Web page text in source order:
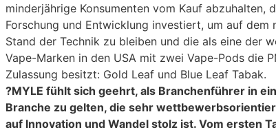
minderjährige Konsumenten vom Kauf abzuhalten,
Forschung und Entwicklung investiert, um auf dem
Stand der Technik zu bleiben und die als eine der
Vape-Marken in den USA mit zwei Vape-Pods die
Zulassung besitzt: Gold Leaf und Blue Leaf Tabak.
?MYLE fühlt sich geehrt, als Branchenführer in
Branche zu gelten, die sehr
auf Innovation und Wandel stolz ist. Vom ersten